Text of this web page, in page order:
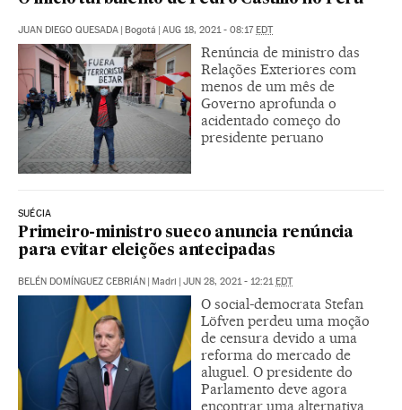
JUAN DIEGO QUESADA Bogotá AUG 18, 2021 - 08:17 EDT
Renúncia de ministro das
Relações Exteriores com
menos de um mês de
Governo aprofunda o
acidentado começo do
presidente peruano
SUÉCIA
Primeiro-ministro sueco anuncia renúncia
para evitar eleições antecipadas
BELÉN DOMÍNGUEZ CEBRIÁN Madri JUN 28, 2021 - 12:21 EDT
O social-democrata Stefan
Löfven perdeu uma moção
de censura devido a uma
reforma do mercado de
aluguel. O presidente do
Parlamento deve agora
encontrar uma alternativa